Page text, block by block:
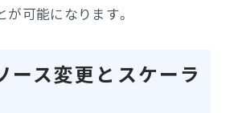
可能になります。
ース変更とスケーラ